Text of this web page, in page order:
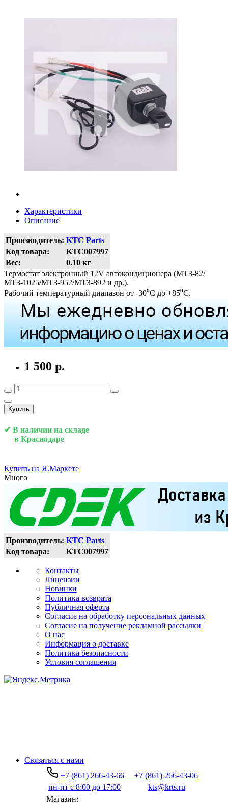
Характеристики
Описание
Производитель: KTC Parts
Код товара:
KTC007997
Вес:
0.10 кг
Термостат электронный 12V автокондиционера (МТЗ-82/
МТЗ-1025/МТЗ-952/МТЗ-892 и др.).
Рабочий температурный диапазон от -30⁰С до +85⁰С.
1 500 р.
Купить
✔ В наличии на складе
в Краснодаре
Купить на Я.Маркете
Много
Производитель: KTC Parts
Код товара:
KTC007997
Контакты
Лицензии
Новинки
Политика возврата
Публичная оферта
Согласие на обработку персональных данных
Согласие на получение рекламной рассылки
О нас
Информация о доставке
Политика безопасности
Условия соглашения
Связаться с нами
+7 (861) 266-43-66
+7 (861) 266-43-06
пн-пт с 8:00 до 17:00
kts@krts.ru
Магазин: